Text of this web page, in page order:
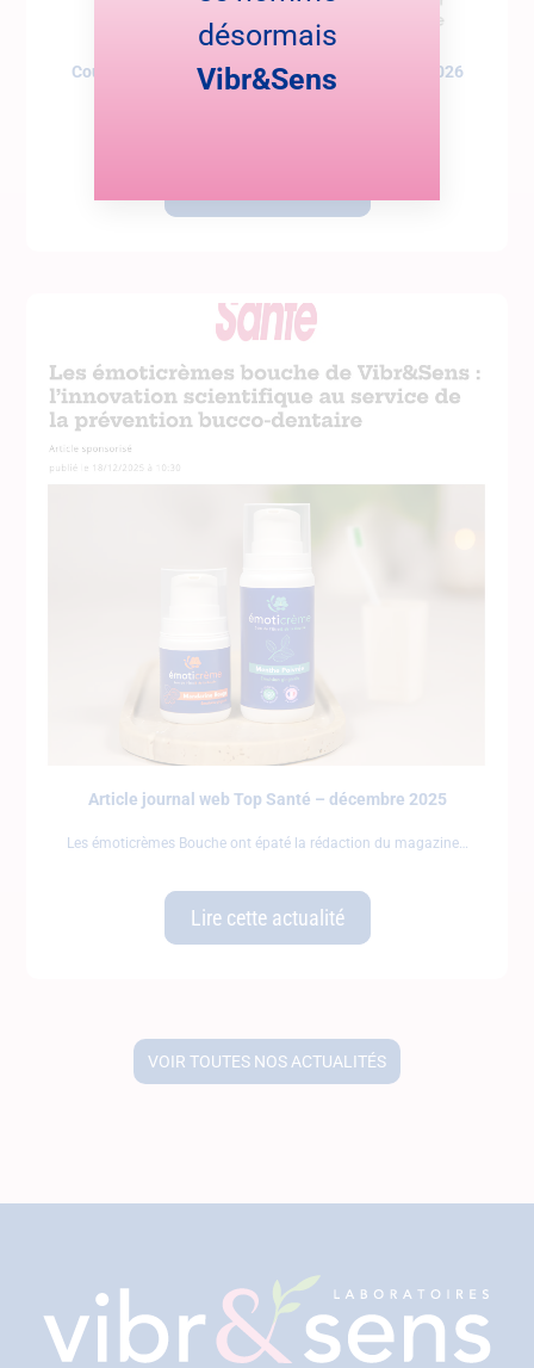
Coup de cœur dans Cerveau et Santé – janvier 2026
Article journal web Top Santé – décembre 2025
Les émoticrèmes Bouche ont épaté la rédaction du magazine
Lire cette actualité
VOIR TOUTES NOS ACTUALITÉS
désormais
Vibr&Sens